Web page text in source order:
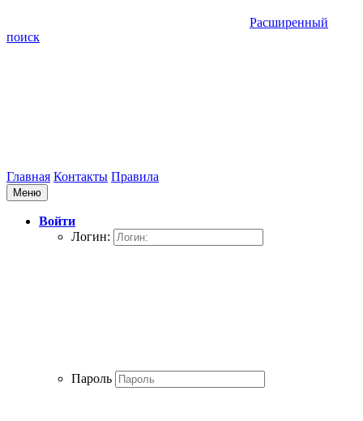
Расширенный
поиск
Главная Контакты Правила
Меню
Войти
Логин:
Пароль